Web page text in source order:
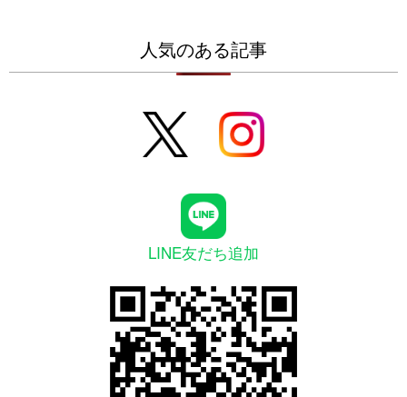
人気のある記事
LINE友だち追加